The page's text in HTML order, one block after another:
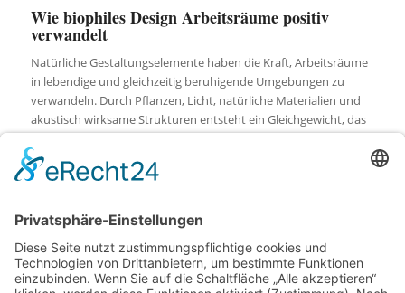
Wie biophiles Design Arbeitsräume positiv
verwandelt
Natürliche Gestaltungselemente haben die Kraft, Arbeitsräume
in lebendige und gleichzeitig beruhigende Umgebungen zu
verwandeln. Durch Pflanzen, Licht, natürliche Materialien und
akustisch wirksame Strukturen entsteht ein Gleichgewicht, das
die Leistungsfähigkeit stabilisiert und Wohlgefühl fördert.
Biophilic Design zeigt, dass moderne Arbeitsplätze nicht nur
funktional sein müssen, sondern Atmosphäre und emotionale
Akzente stärkt Kreativität und Unternehmensidentität
gleichermaßen. Wer diese Prinzipien bewusst nutzt, schafft
Arbeitsräume, die langfristig motivieren, inspirieren und
stärken.